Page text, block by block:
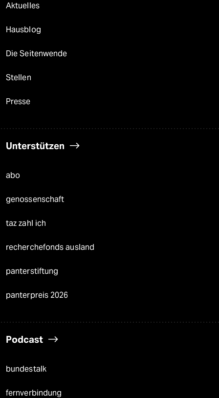
Aktuelles
Hausblog
Die Seitenwende
Stellen
Presse
Unterstützen
abo
genossenschaft
taz zahl ich
recherchefonds ausland
panterstiftung
panterpreis 2026
Podcast
bundestalk
fernverbindung